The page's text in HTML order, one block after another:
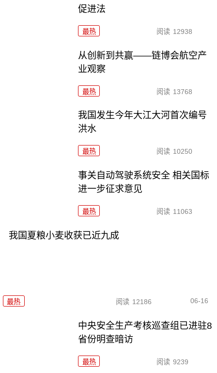
促进法
最热 阅读 12938
从创新到共赢——链博会航空产
业观察
最热 阅读 13768
我国发生今年大江大河首次编号
洪水
最热 阅读 10250
事关自动驾驶系统安全 相关国标
进一步征求意见
最热 阅读 11063
我国夏粮小麦收获已近九成
最热 阅读 12186 06-16
中央安全生产考核巡查组已进驻8
省份明查暗访
最热 阅读 9239